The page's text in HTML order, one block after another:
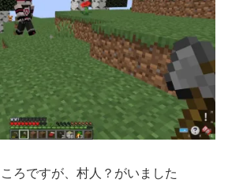
ろですが、村人？がいました